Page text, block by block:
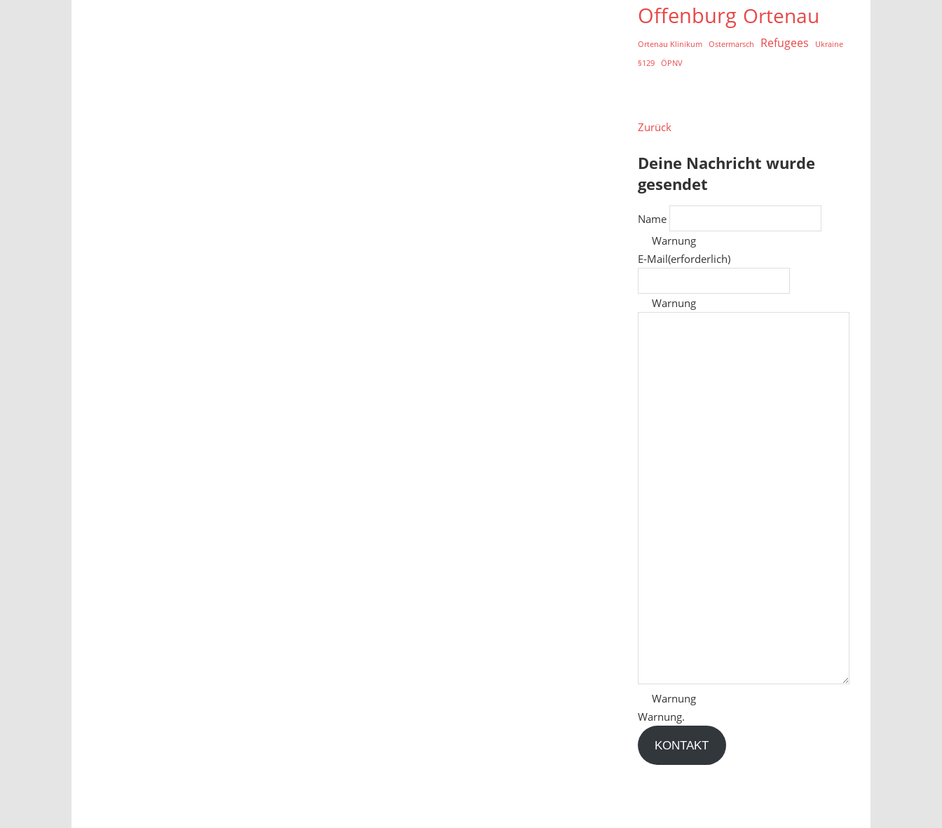
Offenburg Ortenau
Ortenau Klinikum Ostermarsch Refugees
Ukraine
§129
ÖPNV
Zurück
Deine Nachricht wurde
gesendet
Name
Warnung
E-Mail(erforderlich)
Warnung
Warnung
Warnung.
KONTAKT